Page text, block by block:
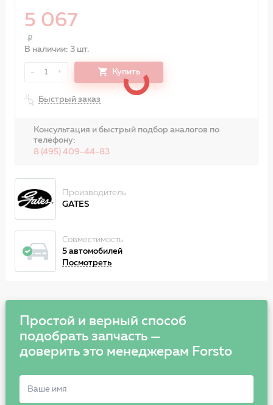
5 067
В наличии: 3 шт.
- 1 + Купить
Быстрый заказ
Консультация и быстрый подбор аналогов по
телефону:
8 (495) 409-44-83
Производитель
GATES
Совместимость
5 автомобилей
Посмотреть
Простой и верный способ
подобрать запчасть —
доверить это менеджерам Forsto